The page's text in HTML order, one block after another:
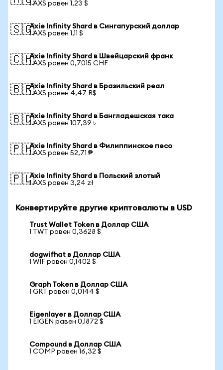
1 AXS равен 1,23 $
🇸🇬Axie Infinity Shard в Сингапурский доллар
1 AXS равен 1,11 $
🇨🇭Axie Infinity Shard в Швейцарский франк
1 AXS равен 0,7015 CHF
🇧🇷Axie Infinity Shard в Бразильский реал
1 AXS равен 4,47 R$
🇧🇩Axie Infinity Shard в Бангладешская така
1 AXS равен 107,39 ৳
🇵🇭Axie Infinity Shard в Филиппинское песо
1 AXS равен 52,71 ₱
🇵🇱Axie Infinity Shard в Польский злотый
1 AXS равен 3,24 zł
Конвертируйте другие криптовалюты в USD
Trust Wallet Token в Доллар США
1 TWT равен 0,3628 $
dogwifhat в Доллар США
1 WIF равен 0,1402 $
Graph Token в Доллар США
1 GRT равен 0,0144 $
Eigenlayer в Доллар США
1 EIGEN равен 0,1872 $
Compound в Доллар США
1 COMP равен 16,32 $